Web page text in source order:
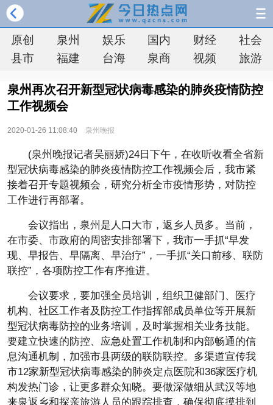
原创 泉州 娱乐 国内 财经
社会
县市
福建 台海 泉商 视频 旅游
泉州再次召开新型冠状病毒感染的肺炎疫情防控
工作视频会
2020-01-26 11:08:40 泉州晚报
(泉州晚报记者吴丽娇)24日下午，在收听收看全省新
型冠状病毒感染的肺炎疫情防控工作视频会后，我市紧
接着召开专题视频会，研究分析全市疫情形势，对防控
工作进行再部署。
会议指出，泉州是人口大市，返乡人员多。当前，
在市委、市政府的周密安排部署下，我市一手抓“早发
现、早报告、早隔离、早治疗”，一手抓“关口前移、联防
联控”，各项防控工作有序推进。
会议要求，要加强全员培训，组织卫健部门、医疗
机构、社区工作者及防控工作指挥部成员单位等开展新
型冠状病毒防控的业务培训，及时掌握相关业务技能。
要建立快速的防控、应急处置工作机制和内部畅通的信
息沟通机制，加强市县两级的联防联控。多渠道宣传我
市12家新型冠状病毒感染的肺炎定点医院和36家医疗机
构发热门诊，让更多群众知晓。要做深做细从武汉等地
来泉返乡和探亲旅游人员的跟踪排查，确保彻底摸排到